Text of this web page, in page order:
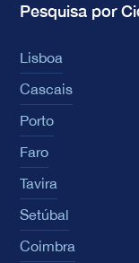
Pesquisa por
Lisboa
Cascais
Porto
Faro
Tavira
Setúbal
Coimbra